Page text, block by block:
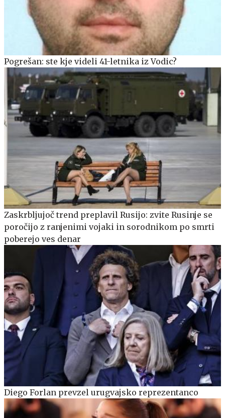
Pogrešan: ste kje videli 41-letnika iz Vodic?
Zaskrbljujoč trend preplavil Rusijo: zvite Rusinje se
poročijo z ranjenimi vojaki in sorodnikom po smrti
poberejo ves denar
Diego Forlan prevzel urugvajsko reprezentanco